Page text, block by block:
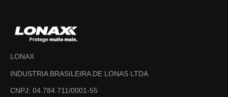
LONAX
INDUSTRIA BRASILEIRA DE LONAS LTDA
CNPJ: 04.784.711/0001-55